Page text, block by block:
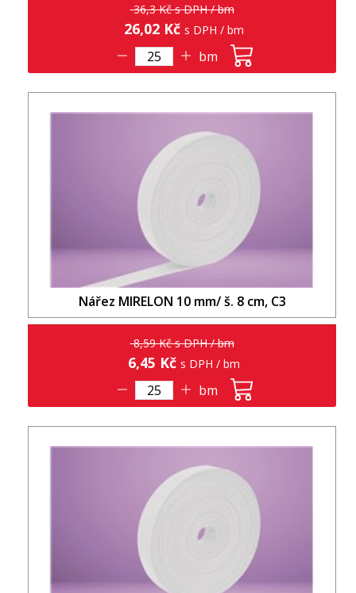
36,3 Kč s DPH / bm
26,02 Kč s DPH / bm
bm
Nářez MIRELON 10 mm/ š. 8 cm, C3
8,59 Kč s DPH / bm
6,45 Kč s DPH / bm
bm